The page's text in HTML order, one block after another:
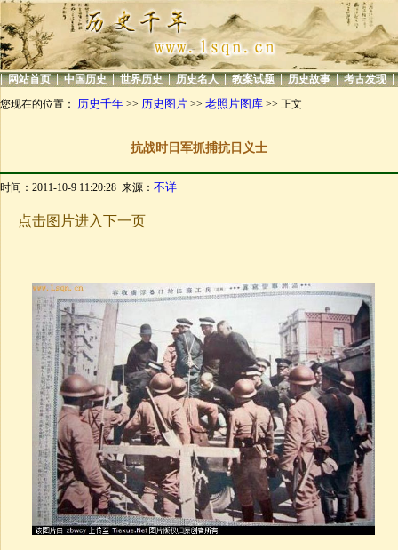
| 网站首页 | 中国历史 | 世界历史 | 历史名人 | 教案试题 | 历史故事 | 考古发现 |
您现在的位置： 历史千年 >> 历史图片 >> 老照片图库 >> 正文
抗战时日军抓捕抗日义士
时间：2011-10-9 11:20:28 来源： 不详
点击图片进入下一页